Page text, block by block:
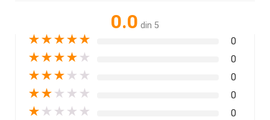
0.0 din 5
★★★★★ 0
★★★★ ★ 0
★★★ ★ ★ 0
★★ ★ ★ ★ 0
★ ★ ★ ★ ★ 0